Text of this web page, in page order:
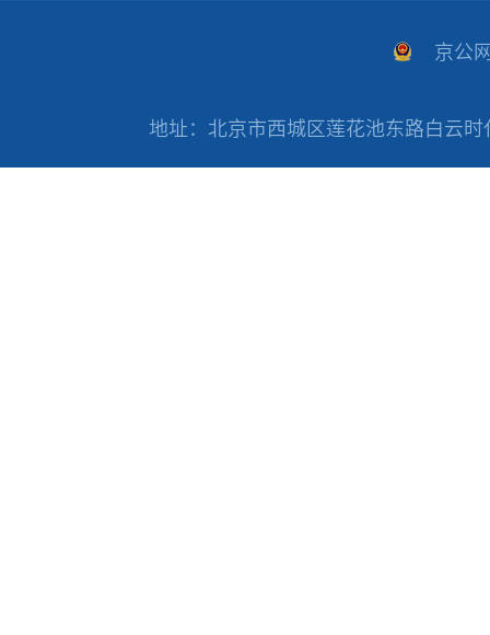
京公
地址：北京市西城区莲花池东路白云时